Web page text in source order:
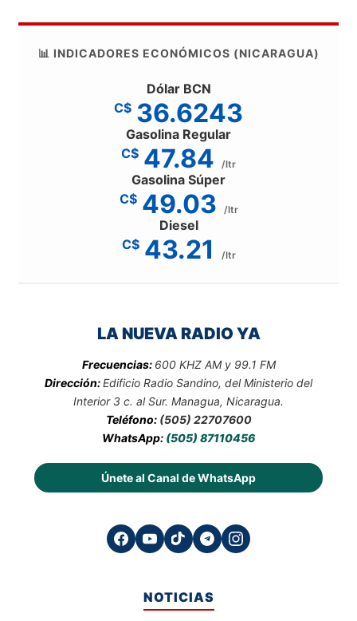
📊 INDICADORES ECONÓMICOS (NICARAGUA)
Dólar BCN
C$ 36.6243
Gasolina Regular
C$ 47.84 /ltr
Gasolina Súper
C$ 49.03 /ltr
Diesel
C$ 43.21 /ltr
LA NUEVA RADIO YA
Frecuencias: 600 KHZ AM y 99.1 FM
Dirección:Edificio Radio Sandino, del Ministerio del
Interior 3 c. al Sur. Managua, Nicaragua.
Teléfono: (505) 22707600
WhatsApp: (505) 87110456
Únete al Canal de WhatsApp
NOTICIAS